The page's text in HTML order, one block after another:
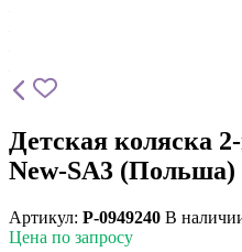
Детская коляска
New-SA3 (Польша)
Артикул: P-0949240 В
Цена по запросу